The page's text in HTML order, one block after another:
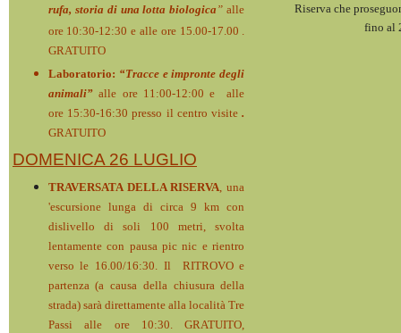
rufa, storia di una lotta biologica ”alle
ore 10:30-12:30 e alle ore 15.00-17.00 .
GRATUITO
Laboratorio: “Tracce e impronte degli
animali”alle ore 11:00-12:00 e alle
ore 15:30-16:30 presso il centro visite.
GRATUITO
DOMENICA 26 LUGLIO
TRAVERSATA DELLA RISERVA, una
'escursione lunga di circa 9 km con
dislivello di soli 100 metri, svolta
lentamente con pausa pic nic e rientro
verso le 16.00/16:30. Il RITROVO e
partenza (a causa della chiusura della
strada) sarà direttamente alla località Tre
Passi alle ore 10:30. GRATUITO,
Riserva che
fino al